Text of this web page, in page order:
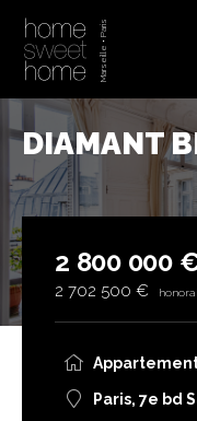
DIAMANT
2 800 000
2 702 500 €
Paris, 7e bd